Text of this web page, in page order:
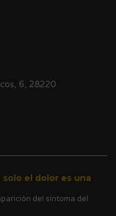
6, 28220
solo el dolor es una
del síntoma del